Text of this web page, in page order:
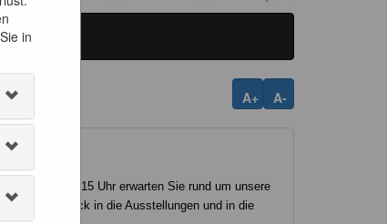
in
A-
A+
sonntags um 15 Uhr erwarten Sie rund um unsere
die den Blick in die Ausstellungen und in die